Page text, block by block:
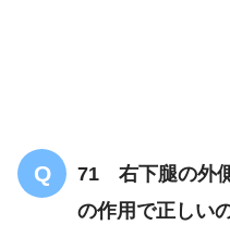
71 右下腿の外
の作用で正しい